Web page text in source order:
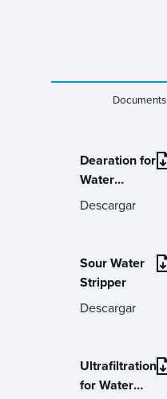
Documents
Dearation for
Water
Injection
Descargar
Sour Water
Stripper
Descargar
Ultrafiltration
for Water